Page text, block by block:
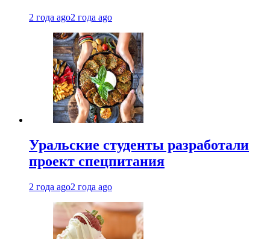
2 года ago2 года ago
Уральские студенты разработали
проект спецпитания
2 года ago2 года ago